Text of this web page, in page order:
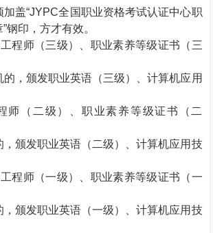
盖“JYPC全国职业资格考试认证中心职
钢印，方才有效。
工程师（三级）、职业素养等级证书（三
，颁发职业英语（三级）、计算机应用
师（二级）、职业素养等级证书（二
，颁发职业英语（二级）、计算机应用技
工程师（一级）、职业素养等级证书（一
，颁发职业英语（一级）、计算机应用技